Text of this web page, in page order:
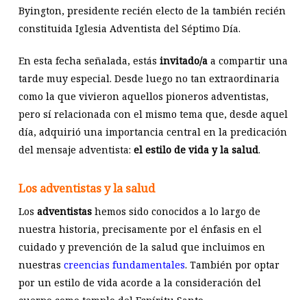
Byington, presidente recién electo de la también recién
constituida Iglesia Adventista del Séptimo Día.
En esta fecha señalada, estás invitado/aa compartir una
tarde muy especial. Desde luego no tan extraordinaria
como la que vivieron aquellos pioneros adventistas,
pero sí relacionada con el mismo tema que, desde aquel
día, adquirió una importancia central en la predicación
del mensaje adventista: el estilo de vida y la salud.
Los adventistas y la salud
Los adventistashemos sido conocidos a lo largo de
nuestra historia, precisamente por el énfasis en el
cuidado y prevención de la salud que incluimos en
nuestras creencias fundamentales. También por optar
por un estilo de vida acorde a la consideración del